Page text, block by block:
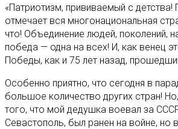
«Патриотизм, прививаемый с детства!
отмечает вся многонациональная
что! Объединение людей, поколений,
победа — одна на всех! И, как венец
Победы, как и 75 лет назад,
Особенно приятно, что сегодня в
большое количество других стран!
того, что мой дедушка воевал за
Севастополь, был ранен на войне, но